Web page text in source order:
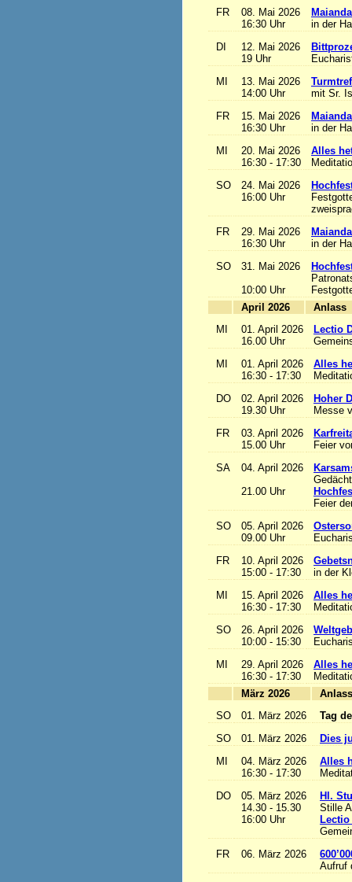
FR
08. Mai 2026
16:30 Uhr
in der
DI
12. Mai 2026
19 Uhr
MI
13. Mai 2026
14:00 Uhr
mit Sr.
FR
15. Mai 2026
16:30 Uhr
in der
MI
20. Mai 2026
16:30 - 17:30
Alles
SO
24. Mai 2026
16:00 Uhr
FR
29. Mai 2026
16:30 Uhr
in der
SO
31. Mai 2026
10:00 Uhr
April 2026
MI
01. April 2026
16.00 Uhr
Lectio
MI
01. April 2026
16:30 - 17:30
Alles
DO
02. April 2026
19.30 Uhr
Hoher
Messe
FR
03. April 2026
15.00 Uhr
Feier
SA
04. April 2026
21.00 Uhr
Feier
SO
05. April 2026
09.00 Uhr
FR
10. April 2026
15:00 - 17:30
in der
MI
15. April 2026
16:30 - 17:30
Alles
SO
26. April 2026
10:00 - 15:30
MI
29. April 2026
16:30 - 17:30
Alles
März 2026
SO
01. März 2026
Tag
SO
01. März 2026
Dies
MI
04. März 2026
16:30 - 17:30
Alles
DO
05. März 2026
14.30 - 15.30
16:00 Uhr
Hl.
Stille
FR
06. März 2026
Aufruf